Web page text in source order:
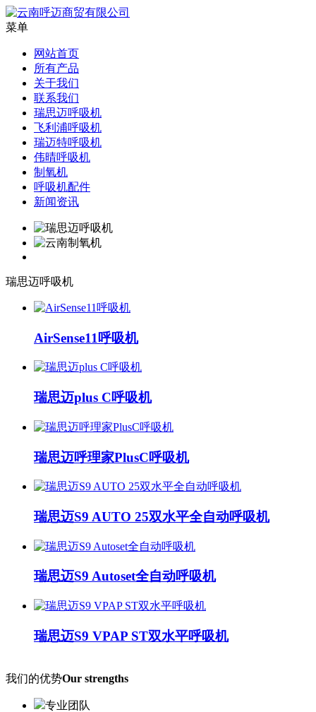
菜单
网站首页
所有产品
关于我们
联系我们
瑞思迈呼吸机
飞利浦呼吸机
瑞迈特呼吸机
伟晴呼吸机
制氧机
呼吸机配件
新闻资讯
瑞思迈呼吸机
AirSense11呼吸机
瑞思迈plus C呼吸机
瑞思迈呼理家PlusC呼吸机
瑞思迈S9 AUTO 25双水平全自动呼吸机
瑞思迈S9 Autoset全自动呼吸机
瑞思迈S9 VPAP ST双水平呼吸机
我们的优势Our strengths
专业团队